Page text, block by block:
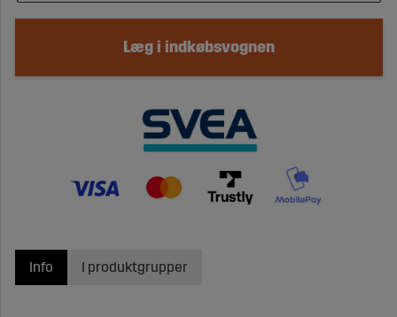
Læg i indkøbsvognen
Info I produktgrupper